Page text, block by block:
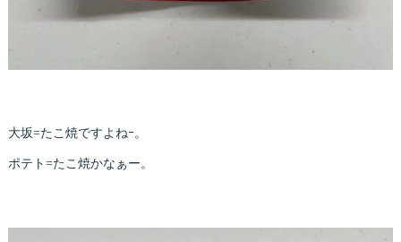
大坂=たこ焼ですよねｰ。
ポテト=たこ焼かなぁー。